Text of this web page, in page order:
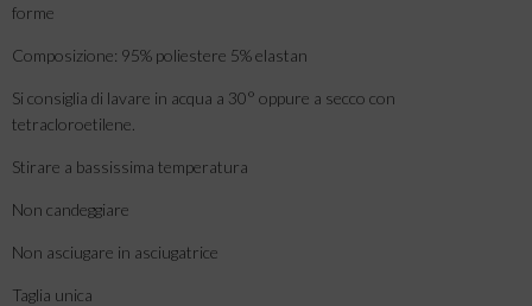
forme
Composizione: 95% poliestere 5% elastan
Si consiglia di lavare in acqua a 30° oppure a secco con
tetracloroetilene.
Stirare a bassissima temperatura
Non candeggiare
Non asciugare in asciugatrice
Taglia unica